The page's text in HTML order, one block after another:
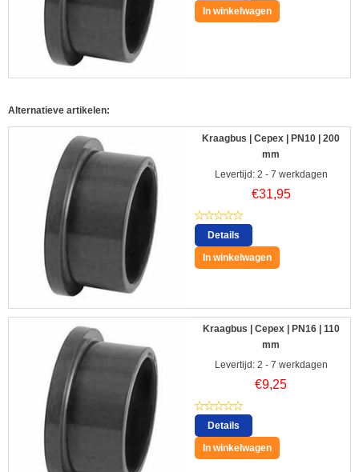
In winkelwagen
Alternatieve artikelen:
Kraagbus | Cepex | PN10 | 200
mm
Levertijd: 2 - 7 werkdagen
€31,95
Details
In winkelwagen
Kraagbus | Cepex | PN16 | 110
mm
Levertijd: 2 - 7 werkdagen
€9,25
Details
In winkelwagen